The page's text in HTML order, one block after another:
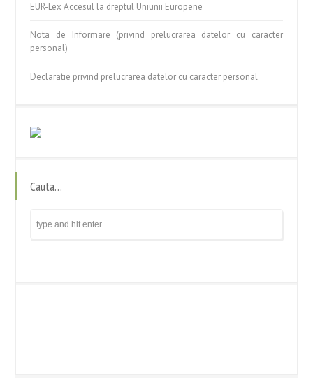
EUR-Lex Accesul la dreptul Uniunii Europene
Nota de Informare (privind prelucrarea datelor cu caracter
personal)
Declaratie privind prelucrarea datelor cu caracter personal
Cauta…